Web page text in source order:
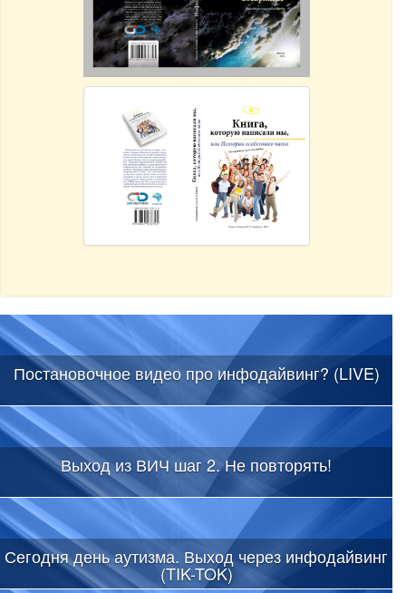
Постановочное видео про инфодайвинг? (LIVE)
Выход из ВИЧ шаг 2. Не повторять!
Сегодня день аутизма. Выход через инфодайвинг
(TIK-TOK)